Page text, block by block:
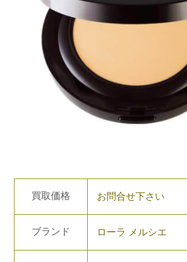
買取価格 お問合せ下さい
ブランド ローラ メルシエ